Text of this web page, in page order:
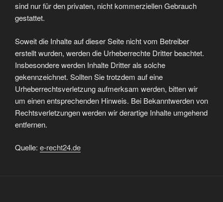
sind nur für den privaten, nicht kommerziellen Gebrauch
gestattet.
Soweit die Inhalte auf dieser Seite nicht vom Betreiber
erstellt wurden, werden die Urheberrechte Dritter beachtet.
Insbesondere werden Inhalte Dritter als solche
gekennzeichnet. Sollten Sie trotzdem auf eine
Urheberrechtsverletzung aufmerksam werden, bitten wir
um einen entsprechenden Hinweis. Bei Bekanntwerden von
Rechtsverletzungen werden wir derartige Inhalte umgehend
entfernen.
Quelle: e-recht24.de